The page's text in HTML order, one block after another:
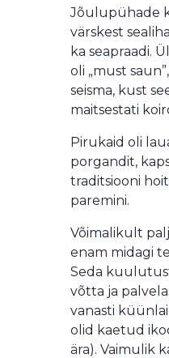
Jõulupühade
värskest
ka seapraadi.
oli „must
seisma, kust
maitsestati
Pirukaid oli
porgandit,
traditsiooni
paremini.
Võimalikult
enam midagi
Seda
võtta ja
vanasti
olid kaetud
ära). Vaimulik